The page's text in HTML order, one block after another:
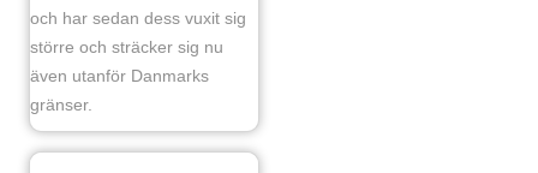
och har sedan dess vuxit sig
större och sträcker sig nu
även utanför Danmarks
gränser.